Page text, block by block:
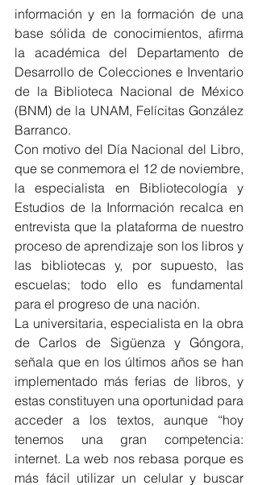
información y en la formación de una
base sólida de conocimientos, afirma
la académica del Departamento de
Desarrollo de Colecciones e Inventario
de la Biblioteca Nacional de México
(BNM) de la UNAM, Felícitas González
Barranco.
Con motivo del Día Nacional del Libro,
que se conmemora el 12 de noviembre,
la especialista en Bibliotecología y
Estudios de la Información recalca en
entrevista que la plataforma de nuestro
proceso de aprendizaje son los libros y
las bibliotecas y, por supuesto, las
escuelas; todo ello es fundamental
para el progreso de una nación.
La universitaria, especialista en la obra
de Carlos de Sigüenza y Góngora,
señala que en los últimos años se han
implementado más ferias de libros, y
estas constituyen una oportunidad para
acceder a los textos, aunque “hoy
tenemos una gran competencia:
internet. La web nos rebasa porque es
más fácil utilizar un celular y buscar